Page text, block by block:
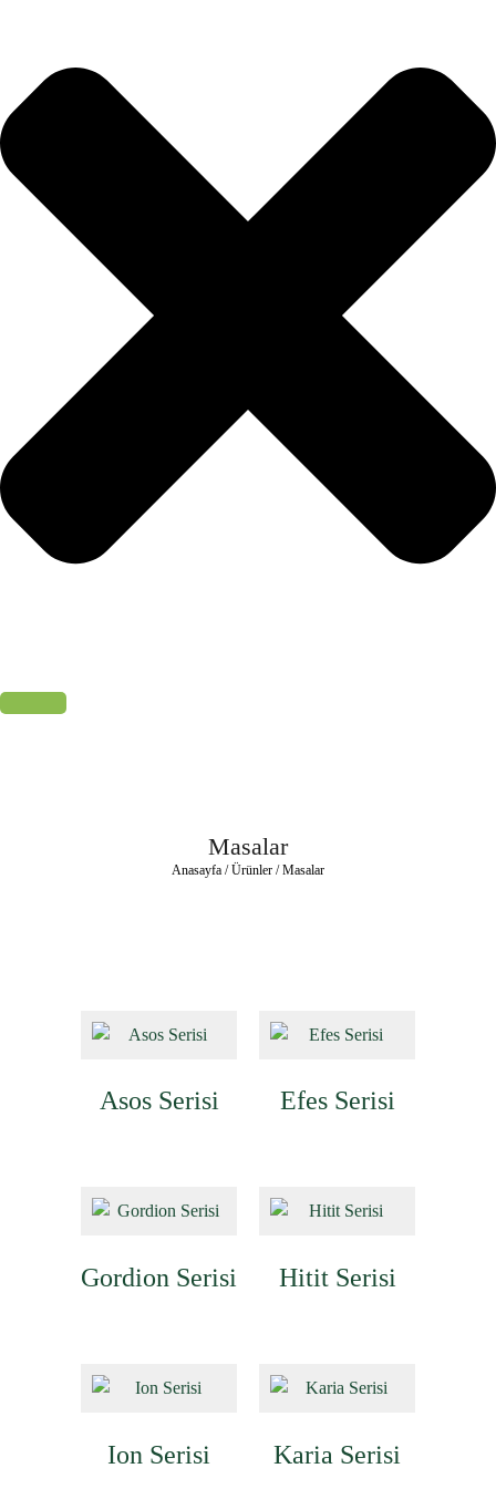
Masalar
Anasayfa /Ürünler / Masalar
Asos Serisi Efes Serisi
Gordion Serisi Hitit Serisi
Ion Serisi Karia Serisi